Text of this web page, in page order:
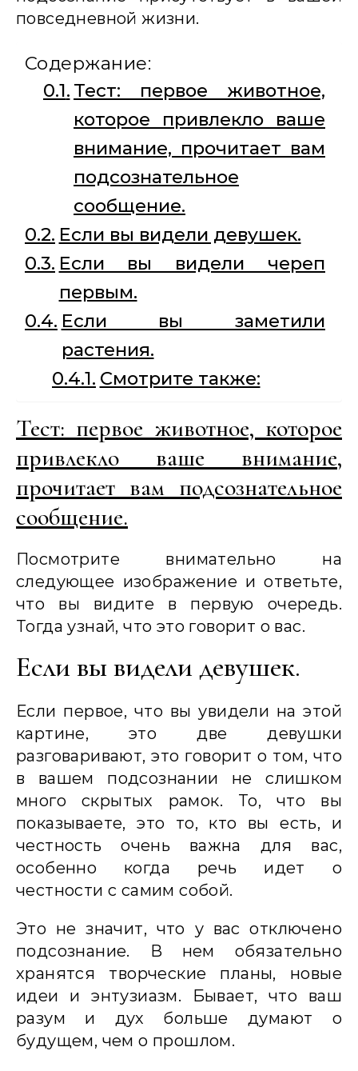
повседневной жизни.
Содержание:
Тест: первое животное,
которое привлекло ваше
внимание, прочитает вам
подсознательное
сообщение.
Если вы видели девушек.
Если вы видели череп
первым.
Если вы заметили
растения.
Смотрите также:
Тест: первое животное, которое
привлекло ваше внимание,
прочитает вам подсознательное
сообщение.
Посмотрите внимательно на
следующее изображение и ответьте,
что вы видите в первую очередь.
Тогда узнай, что это говорит о вас.
Если вы видели девушек.
Если первое, что вы увидели на этой
картине, это две девушки
разговаривают, это говорит о том, что
в вашем подсознании не слишком
много скрытых рамок. То, что вы
показываете, это то, кто вы есть, и
честность очень важна для вас,
особенно когда речь идет о
честности с самим собой.
Это не значит, что у вас отключено
подсознание. В нем обязательно
хранятся творческие планы, новые
идеи и энтузиазм. Бывает, что ваш
разум и дух больше думают о
будущем, чем о прошлом.